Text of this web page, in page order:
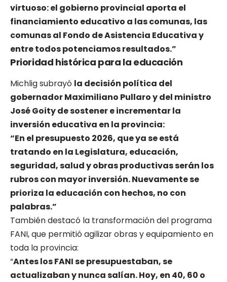
virtuoso: el gobierno provincial aporta el
financiamiento educativo a las comunas, las
comunas al Fondo de Asistencia Educativa y
entre todos potenciamos resultados.”
Prioridad histórica para la educación
Michlig subrayó la decisión política del
gobernador Maximiliano Pullaro y del ministro
José Goity de sostener e incrementar la
inversión educativa en la provincia:
“En el presupuesto 2026, que ya se está
tratando en la Legislatura, educación,
seguridad, salud y obras productivas serán los
rubros con mayor inversión. Nuevamente se
prioriza la educación con hechos, no con
palabras.”
También destacó la transformación del programa
FANI, que permitió agilizar obras y equipamiento en
toda la provincia:
“Antes los FANI se presupuestaban, se
actualizaban y nunca salían. Hoy, en 40, 60 o